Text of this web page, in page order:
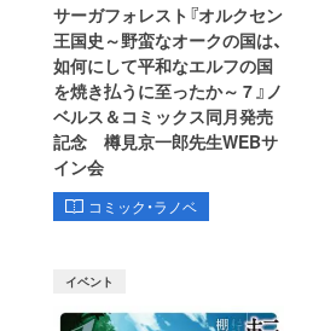
サーガフォレスト『オルクセン
王国史～野蛮なオークの国は、
如何にして平和なエルフの国
を焼き払うに至ったか～ 7 』ノ
ベルス＆コミックス同月発売
記念 樽見京一郎先生WEBサ
イン会
コミック・ラノベ
イベント